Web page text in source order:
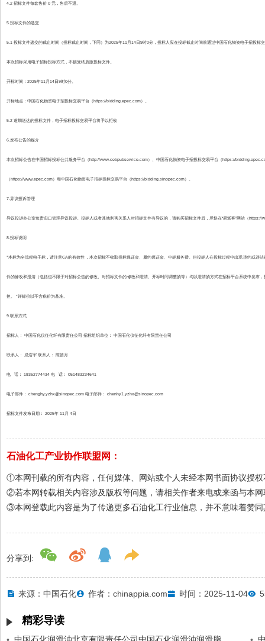
4.2 招标文件每套售价 0 元，售后不退。
5.投标文件的递交
5.1 投标文件递交的截止时间（投标截止时间，下同）为2025年11月14日9时0分，投标人应在投标截止时间前通过中国石化物资电子招投
本次招标采用电子招标投标方式，不接受纸质版投标文件。
开标时间：2025年11月14日9时0分。
开标地点：中国石化物资电子招投标交易平台（https://bidding.epec.com）。
5.2 逾期送达的投标文件，电子招标投标交易平台将予以拒收
6.发布公告的媒介
本次招标公告在中国招标投标公共服务平台（http://www.cebpubservice.com）、中国石化物资电子招投标交易平台（https://
（https://www.epec.com）和中国石化物资电子招标投标交易平台（https://bidding.sinopec.com）。
7.异议投诉管理
异议投诉办公室负责归口管理异议投诉。投标人或者其他利害关系人对招标文件有异议的，请购买招标文件后，尽快在“易派客”网站（
8.投标说明
*本标为全流程电子标，请注意CA的有效性，本次招标不收取投标保证金、履约保证金、中标服务费。但投标人在投标过程中出现违约或
件的修改和澄清（包括但不限于对招标公告的修改、对招标文件的修改和澄清、开标时间调整的等）均以澄清的方式在招标平台系统中发
担。 *评标价以不含税价为基准。
9.联系方式
招标人： 中国石化仪征化纤有限责任公司 招标组织单位： 中国石化仪征化纤有限责任公司
联系人： 成浩宇 联系人： 陈皓月
电 话： 18352774434 电 话： 051483234641
电子邮件： chenghy.yzhx@sinopec.com 电子邮件： chenhy1.yzhx@sinopec.com
招标文件发布日期： 2025年 11月 4日
石油化工产业协作联盟网：
①本网刊载的所有内容，任何媒体、网站或个人未经本网书面协议授
②若本网转载相关内容涉及版权等问题，请相关作者来电或来函与本
③本网登载此内容是为了传递更多石油化工行业信息，并不意味着赞
分享到:
来源：中国石化 作者：chinappia.com 时间：2025-11-04
精彩导读